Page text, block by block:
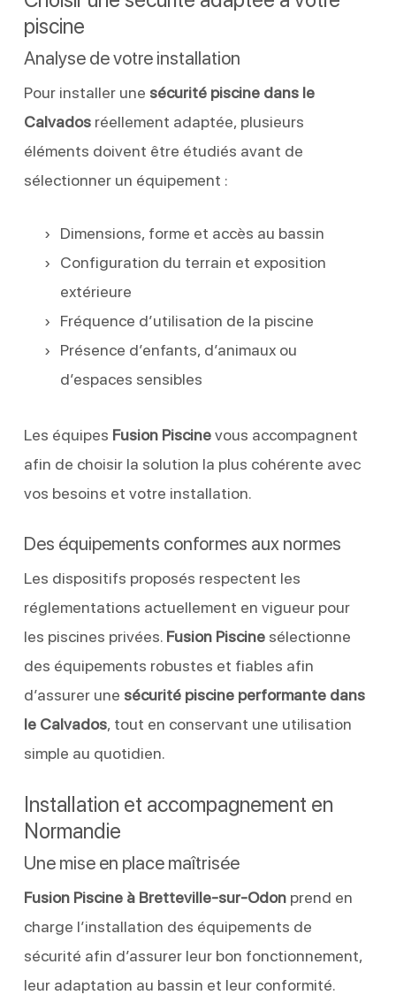
piscine
Analyse de votre installation
Pour installer une sécurité piscine dans le
Calvadosréellement adaptée, plusieurs
éléments doivent être étudiés avant de
sélectionner un équipement :
Dimensions, forme et accès au bassin
Configuration du terrain et exposition
extérieure
Fréquence d’utilisation de la piscine
Présence d’enfants, d’animaux ou
d’espaces sensibles
Les équipes Fusion Piscinevous accompagnent
afin de choisir la solution la plus cohérente avec
vos besoins et votre installation.
Des équipements conformes aux normes
Les dispositifs proposés respectent les
réglementations actuellement en vigueur pour
les piscines privées. Fusion Piscinesélectionne
des équipements robustes et fiables afin
d’assurer une sécurité piscine performante dans
le Calvados, tout en conservant une utilisation
simple au quotidien.
Installation et accompagnement en
Normandie
Une mise en place maîtrisée
Fusion Piscine à Bretteville-sur-Odonprend en
charge l’installation des équipements de
sécurité afin d’assurer leur bon fonctionnement,
leur adaptation au bassin et leur conformité.